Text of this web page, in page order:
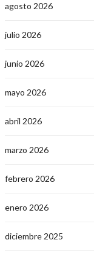
agosto 2026
julio 2026
junio 2026
mayo 2026
abril 2026
marzo 2026
febrero 2026
enero 2026
diciembre 2025